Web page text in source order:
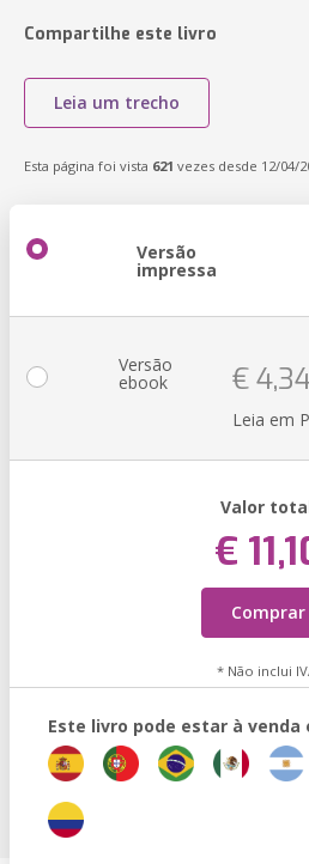
Compartilhe este livro
Leia um trecho
Esta página foi vista 621 vezes desde 12/04/
Versão
impressa
Versão
ebook €
Leia em
Valor
€
Comprar
* Não inclui
Este livro pode estar à venda